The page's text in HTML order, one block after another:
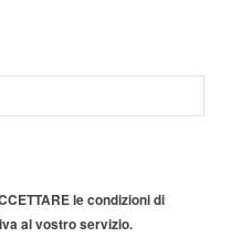
le condizioni di
al vostro servizio.